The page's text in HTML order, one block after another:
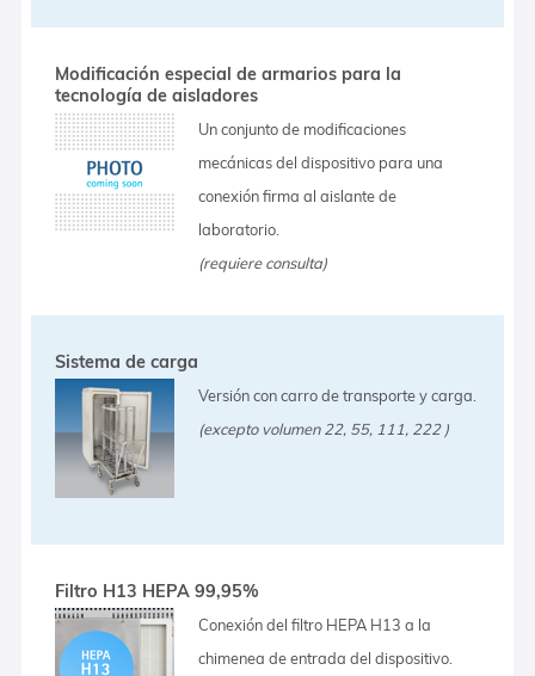
Modificación especial de armarios para la
tecnología de aisladores
Un conjunto de modificaciones
mecánicas del dispositivo para una
conexión firma al aislante de
laboratorio.
(requiere consulta)
Sistema de carga
Versión con carro de transporte y carga.
(excepto volumen 22, 55, 111, 222 )
Filtro H13 HEPA 99,95%
Conexión del filtro HEPA H13 a la
chimenea de entrada del dispositivo.